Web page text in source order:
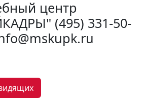
центр
(495) 331-50-